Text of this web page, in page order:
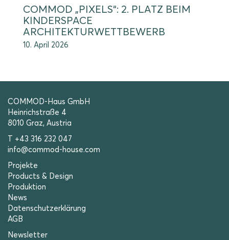
COMMOD „PIXELS“: 2. PLATZ BEIM
KINDERSPACE
ARCHITEKTURWETTBEWERB
10. April 2026
COMMOD-Haus GmbH
Heinrichstraße 4
8010 Graz, Austria
T +43 316 232 047
info@commod-house.com
Projekte
Products & Design
Produktion
News
Datenschutzerklärung
AGB
Newsletter